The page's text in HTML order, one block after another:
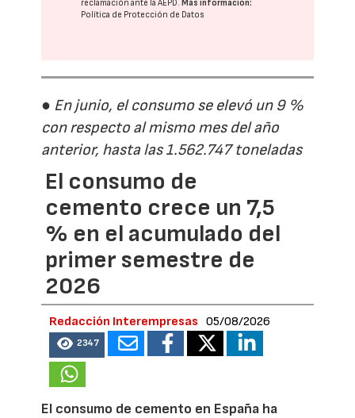
reclamación ante laAEPD. Más información:
Política de Protección de Datos
● En junio, el consumo se elevó un 9 %
con respecto al mismo mes del año
anterior, hasta las 1.562.747 toneladas
El consumo de
cemento crece un 7,5
% en el acumulado del
primer semestre de
2026
Redacción Interempresas 05/08/2026
2347
El consumo de cemento en España ha